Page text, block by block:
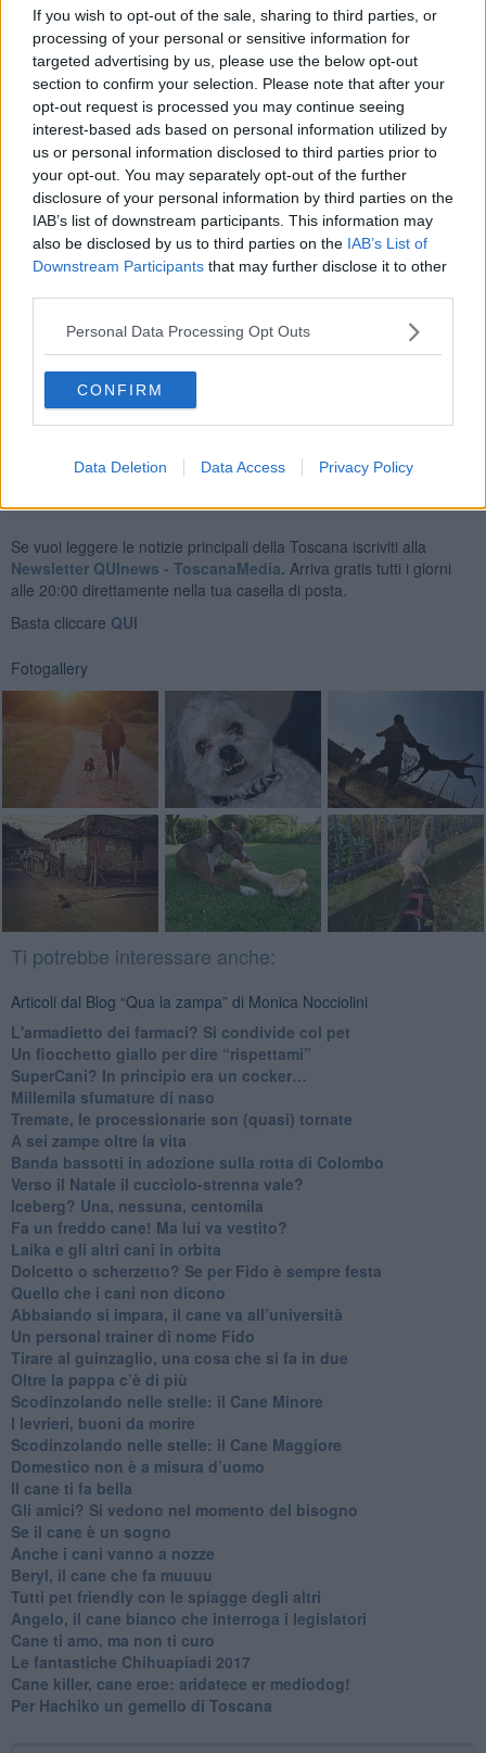
If you wish to opt-out of the sale, sharing to third parties, or
processing of your personal or sensitive information for
targeted advertising by us, please use the below opt-out
section to confirm your selection. Please note that after your
opt-out request is processed you may continue seeing
interest-based ads based on personal information utilized by
us or personal information disclosed to third parties prior to
your opt-out. You may separately opt-out of the further
disclosure of your personal information by third parties on the
IAB’s list of downstream participants. This information may
also be disclosed by us to third parties on the IAB’s List of
Downstream Participants that may further disclose it to other
Personal Data Processing Opt Outs
CONFIRM
Data Deletion Data Access Privacy Policy
rappresenta una situazione che abbiamo in sospeso e su cui sarà il
caso di iniziare ad assumersi delle responsabilità. Un cane
randagio poi, sporco e trascurato, potrebbe rappresentare
qualcuno che è stato abbandonato dalla famiglia – di fatto o a
livello di lontananza emotiva – e potremmo essere anche noi stessi.
E se muore? E’ il segnale che la nostra linfa vitale si sta esaurendo
perché eccessivamente maltrattata. Al solito, il cane è un mondo;
anche a livello onirico ci indica la via e ci mette sull’avviso circa la
realtà che ci circonda, portando a galla cognizioni che a livello
cosciente ancora non abbiamo.
E per giocarsi il sogno al lotto? La cabala è chiara: 84 è il cane
colorato, 65 il cane con il gatto. Se azzanna il suo numero è 10, se
Il gioco può causare dipendenza. Se proprio dovete, giocate con
moderazione. Meglio ancora prendere il cane e farsi una
passeggiata alla larga dalle sale gioco. Anche in quel caso, Fido ci
avrà protetto.
Monica Nocciolini
Se vuoi leggere le notizie principali della Toscana iscriviti alla
Newsletter QUInews - ToscanaMedia. Arriva gratis tutti i giorni
alle 20:00 direttamente nella tua casella di posta.
Basta cliccare QUI
Fotogallery
Ti potrebbe interessare anche:
Articoli dal Blog “Qua la zampa” di Monica Nocciolini
​L'armadietto dei farmaci? Si condivide col pet
Un fiocchetto giallo per dire “rispettami”
​SuperCani? In principio era un cocker…
​Millemila sfumature di naso
Tremate, le processionarie son (quasi) tornate
A sei zampe oltre la vita
​Banda bassotti in adozione sulla rotta di Colombo
Verso il Natale il cucciolo-strenna vale?
Iceberg? Una, nessuna, centomila
​Fa un freddo cane! Ma lui va vestito?
Laika e gli altri cani in orbita
​Dolcetto o scherzetto? Se per Fido è sempre festa
Quello che i cani non dicono
Abbaiando si impara, il cane va all’università
​Un personal trainer di nome Fido
​Tirare al guinzaglio, una cosa che si fa in due
Oltre la pappa c’è di più
​Scodinzolando nelle stelle: il Cane Minore
​I levrieri, buoni da morire
Scodinzolando nelle stelle: il Cane Maggiore
Domestico non è a misura d’uomo
​Il cane ti fa bella
​Gli amici? Si vedono nel momento del bisogno
​Se il cane è un sogno
Anche i cani vanno a nozze
Beryl, il cane che fa muuuu
Tutti pet friendly con le spiagge degli altri
Angelo, il cane bianco che interroga i legislatori
​Cane ti amo, ma non ti curo
Le fantastiche Chihuapiadi 2017
Cane killer, cane eroe: aridatece er mediodog!
Per Hachiko un gemello di Toscana